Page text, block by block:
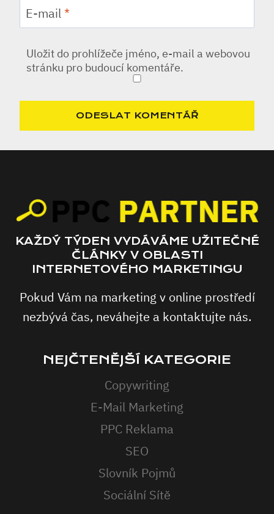
E-mail *
Uložit do prohlížeče jméno, e-mail a webovou
stránku pro budoucí komentáře.
KAŽDÝ TÝDEN VYDÁVÁME UŽITEČNÉ
ČLÁNKY V OBLASTI
INTERNETOVÉHO MARKETINGU
Pokud Vám na marketing v online prostředí
nezbývá čas, neváhejte a kontaktujte nás.
NEJČTENĚJŠÍ KATEGORIE
Copywriting
E-Mail Marketing
PPC Reklama
SEO
Slovník Pojmů
Sociální Sítě